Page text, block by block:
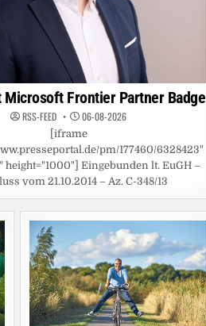
Frontier Partner Badge
RSS-FEED 06-08-2026
[iframe
pm/177460/6328423"
height="1000"] Eingebunden lt. EuGH –
vom 21.10.2014 – Az. C-348/13